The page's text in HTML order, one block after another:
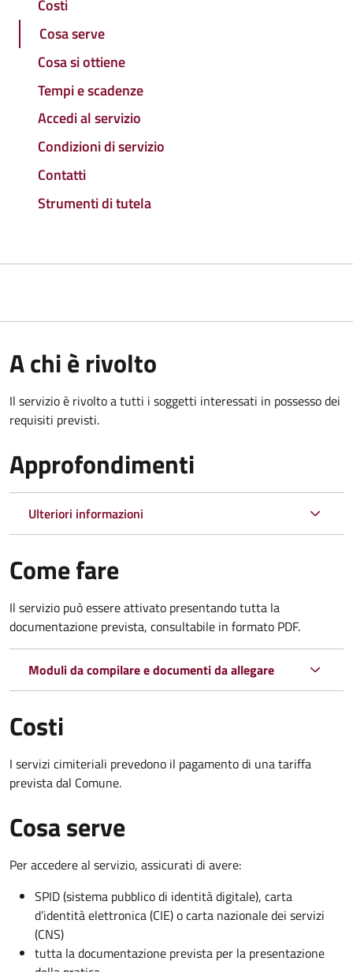
Costi
Cosa serve
Cosa si ottiene
Tempi e scadenze
Accedi al servizio
Condizioni di servizio
Contatti
Strumenti di tutela
A chi è rivolto
Il servizio è rivolto a tutti i soggetti interessati in possesso dei
requisiti previsti.
Approfondimenti
Ulteriori informazioni
Come fare
Il servizio può essere attivato presentando tutta la
documentazione prevista, consultabile in formato PDF.
Moduli da compilare e documenti da allegare
Costi
I servizi cimiteriali prevedono il pagamento di una tariffa
prevista dal Comune.
Cosa serve
Per accedere al servizio, assicurati di avere:
SPID (sistema pubblico di identità digitale), carta
d’identità elettronica (CIE) o carta nazionale dei servizi
(CNS)
tutta la documentazione prevista per la presentazione